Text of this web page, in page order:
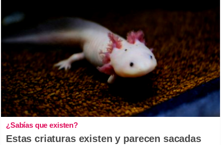
¿Sabías que existen?
Estas criaturas existen y parecen sacadas